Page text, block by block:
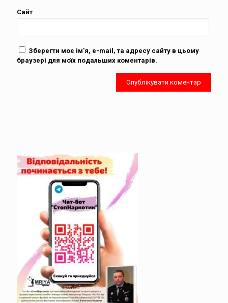
Сайт
Зберегти моє ім'я, e-mail, та адресу сайту в цьому
браузері для моїх подальших коментарів.